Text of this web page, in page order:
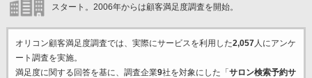
スタート。2006年からは顧客満足度調査を開始。
オリコン顧客満足度調査では、実際にサービスを利用した2,057人にアンケ
ート調査を実施。
満足度に関する回答を基に、調査企業9社を対象にした「 サロン検索予約サ